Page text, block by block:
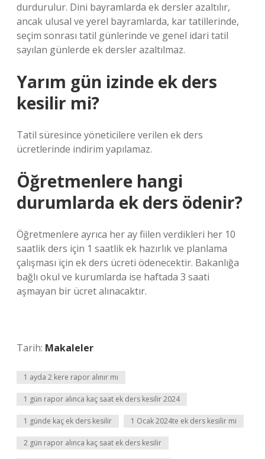
durdurulur. Dini bayramlarda ek dersler azaltılır,
ancak ulusal ve yerel bayramlarda, kar tatillerinde,
seçim sonrası tatil günlerinde ve genel idari tatil
sayılan günlerde ek dersler azaltılmaz.
Yarım gün izinde ek ders
kesilir mi?
Tatil süresince yöneticilere verilen ek ders
ücretlerinde indirim yapılamaz.
Öğretmenlere hangi
durumlarda ek ders ödenir?
Öğretmenlere ayrıca her ay fiilen verdikleri her 10
saatlik ders için 1 saatlik ek hazırlık ve planlama
çalışması için ek ders ücreti ödenecektir. Bakanlığa
bağlı okul ve kurumlarda ise haftada 3 saati
aşmayan bir ücret alınacaktır.
Tarih: Makaleler
1 ayda 2 kere rapor alınır mı
1 gün rapor alınca kaç saat ek ders kesilir 2024
1 günde kaç ek ders kesilir 1 Ocak 2024te ek ders kesilir mi
2 gün rapor alınca kaç saat ek ders kesilir